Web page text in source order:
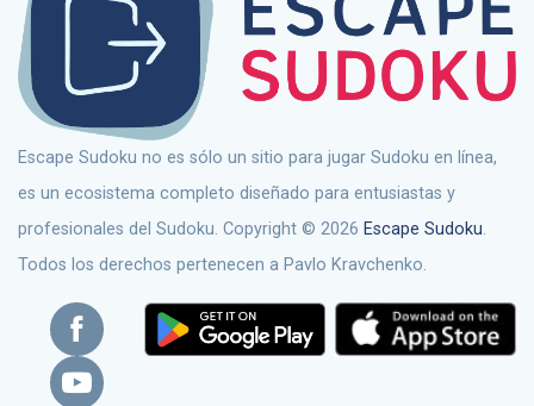
Escape Sudoku no es sólo un sitio para jugar Sudoku en línea,
es un ecosistema completo diseñado para entusiastas y
profesionales del Sudoku. Copyright © 2026 Escape Sudoku.
Todos los derechos pertenecen a Pavlo Kravchenko.